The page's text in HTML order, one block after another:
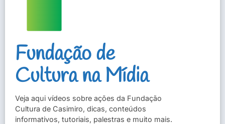
Fundação de
Cultura na Mídia
Veja aqui vídeos sobre ações da Fundação
Cultura de Casimiro, dicas, conteúdos
informativos, tutoriais, palestras e muito mais.